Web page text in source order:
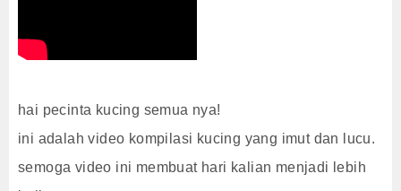
hai pecinta kucing semua nya!
ini adalah video kompilasi kucing yang imut dan lucu.
semoga video ini membuat hari kalian menjadi lebih